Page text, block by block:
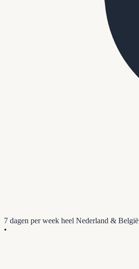
7 dagen per week heel Nederland & België
•